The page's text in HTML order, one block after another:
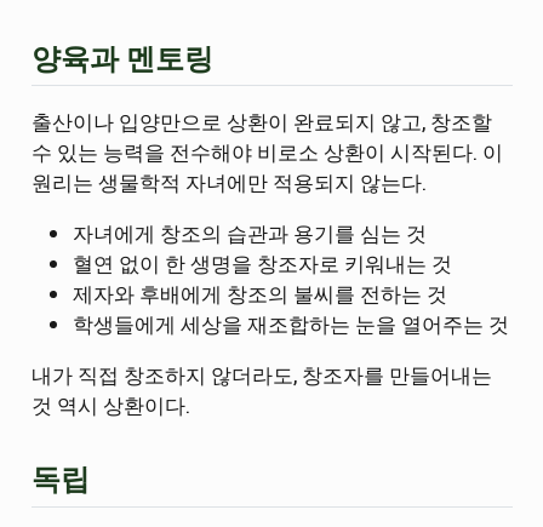
양육과 멘토링
출산이나 입양만으로 상환이 완료되지 않고, 창조할
수 있는 능력을 전수해야 비로소 상환이 시작된다. 이
원리는 생물학적 자녀에만 적용되지 않는다.
자녀에게 창조의 습관과 용기를 심는 것
혈연 없이 한 생명을 창조자로 키워내는 것
제자와 후배에게 창조의 불씨를 전하는 것
학생들에게 세상을 재조합하는 눈을 열어주는 것
내가 직접 창조하지 않더라도, 창조자를 만들어내는
것 역시 상환이다.
독립